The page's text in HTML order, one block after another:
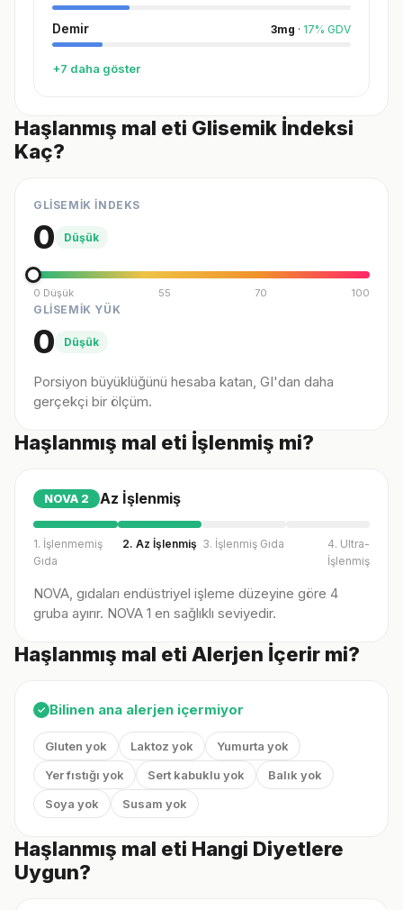
Demir 3mg · 17% GDV
+7 daha göster
Haşlanmış mal eti Glisemik İndeksi
Kaç?
GLİSEMİK İNDEKS
0 Düşük
0 Düşük 55 70 100
GLİSEMİK YÜK
0 Düşük
Porsiyon büyüklüğünü hesaba katan, GI'dan daha
gerçekçi bir ölçüm.
Haşlanmış mal eti İşlenmiş mi?
NOVA 2 Az İşlenmiş
1. İşlenmemiş
Gıda
2. Az İşlenmiş 3. İşlenmiş Gıda
4. Ultra-
İşlenmiş
NOVA, gıdaları endüstriyel işleme düzeyine göre 4
gruba ayırır. NOVA 1 en sağlıklı seviyedir.
Haşlanmış mal eti Alerjen İçerir mi?
✓ Bilinen ana alerjen içermiyor
Gluten yok Laktoz yok
Yumurta yok
Yer fıstığı yok
Sert kabuklu yok
Balık yok
Soya yok
Susam yok
Haşlanmış mal eti Hangi Diyetlere
Uygun?